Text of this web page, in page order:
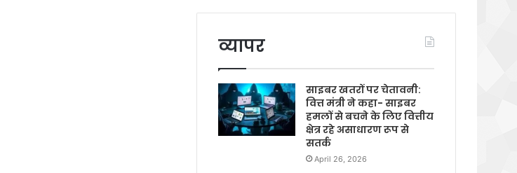
व्यापर
साइबर खतरों पर चेतावनी:
वित्त मंत्री ने कहा- साइबर
हमलों से बचने के लिए वित्तीय
क्षेत्र रहे असाधारण रूप से
सतर्क
April 26, 2026